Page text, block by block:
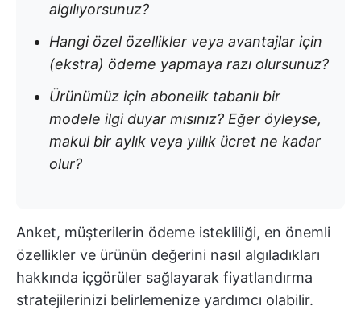
algılıyorsunuz?
Hangi özel özellikler veya avantajlar için
(ekstra) ödeme yapmaya razı olursunuz?
Ürünümüz için abonelik tabanlı bir
modele ilgi duyar mısınız? Eğer öyleyse,
makul bir aylık veya yıllık ücret ne kadar
olur?
Anket, müşterilerin ödeme istekliliği, en önemli
özellikler ve ürünün değerini nasıl algıladıkları
hakkında içgörüler sağlayarak fiyatlandırma
stratejilerinizi belirlemenize yardımcı olabilir.